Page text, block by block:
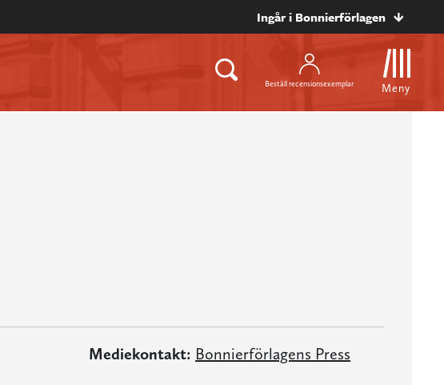
Ingår i Bonnierförlagen
Beställ recensionsexemplar Meny
Mediekontakt: Bonnierförlagens Press